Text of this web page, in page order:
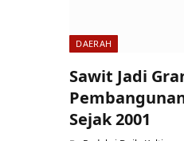
DAERAH
Sawit Jadi
Sejak 2001